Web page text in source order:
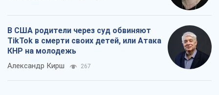
В США родители через суд обвиняют
TikTok в смерти своих детей, или Атака
КНР на молодежь
Александр Кирш 267